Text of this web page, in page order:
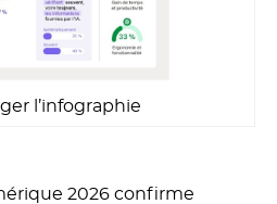
l’infographie
2026 confirme